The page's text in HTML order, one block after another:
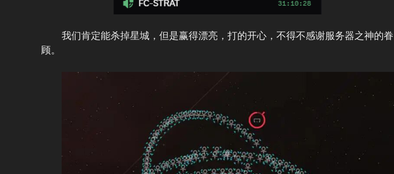
我们肯定能杀掉星城，但是赢得漂亮，打的开心，不得不感谢服务器之神的眷
顾。